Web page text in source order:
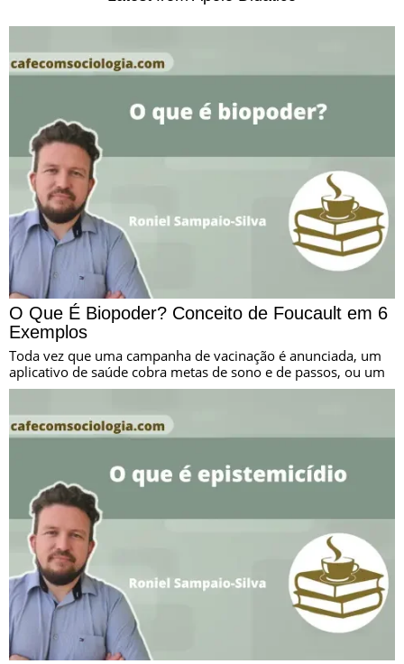
O Que É Biopoder? Conceito de Foucault em 6
Exemplos
Toda vez que uma campanha de vacinação é anunciada, um
aplicativo de saúde cobra metas de sono e de passos, ou um